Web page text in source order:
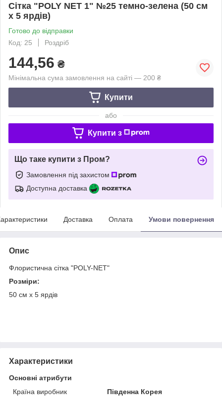
Сітка "POLY NET 1" №25 темно-зелена (50 см
х 5 ярдів)
Готово до відправки
Код: 25
Роздріб
144,56 ₴
Мінімальна сума замовлення на сайті — 200 ₴
Купити
або
Купити з
Що таке купити з Пром?
Замовлення під захистом
Доступна доставка
Доставка Оплата Умови повернення
Опис
Флористична сітка "POLY-NET"
Розміри:
50 см х 5 ярдів
Характеристики
Основні атрибути
Країна виробник
Південна Корея